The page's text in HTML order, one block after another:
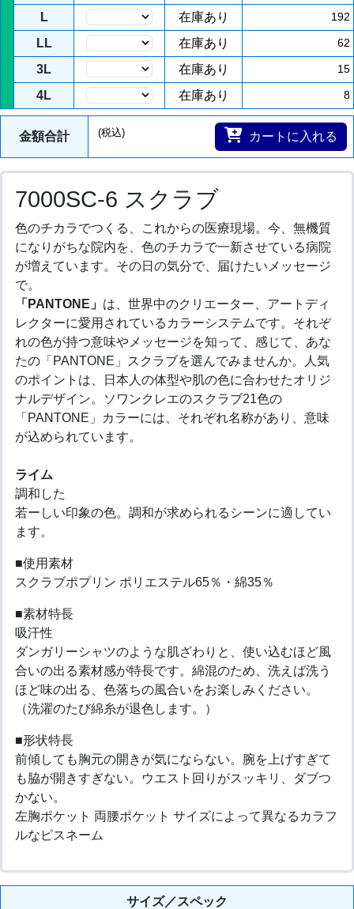
L 在庫あり 192
LL 在庫あり 62
3L 在庫あり 15
4L 在庫あり 8
金額合計 (税込) カートに入れる
7000SC-6 スクラブ
色のチカラでつくる、これからの医療現場。今、無機質
になりがちな院内を、色のチカラで一新させている病院
が増えています。その日の気分で、届けたいメッセージ
で。
「PANTONE」 は、世界中のクリエーター、アートディ
レクターに愛用されているカラーシステムです。それぞ
れの色が持つ意味やメッセージを知って、感じて、あな
たの「PANTONE」スクラブを選んでみませんか。人気
のポイントは、日本人の体型や肌の色に合わせたオリジ
ナルデザイン。ソワンクレエのスクラブ21色の
「PANTONE」カラーには、それぞれ名称があり、意味
が込められています。
ライム
調和した
若ーしい印象の色。調和が求められるシーンに適してい
ます。
■使用素材
スクラブポプリン ポリエステル65％・綿35％
■素材特長
吸汗性
ダンガリーシャツのような肌ざわりと、使い込むほど風
合いの出る素材感が特長です。綿混のため、洗えば洗う
ほど味の出る、色落ちの風合いをお楽しみください。
（洗濯のたび綿糸が退色します。）
■形状特長
前傾しても胸元の開きが気にならない。腕を上げすぎて
も脇が開きすぎない。ウエスト回りがスッキリ、ダブつ
かない。
左胸ポケット 両腰ポケット サイズによって異なるカラフ
ルなピスネーム
サイズ／スペック